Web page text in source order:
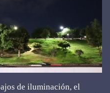
de iluminación, el